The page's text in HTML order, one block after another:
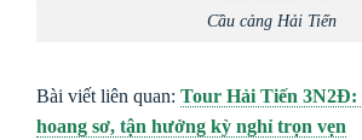
Cầu cảng Hải Tiến
Bài viết liên quan: Tour Hải Tiến 3N2Đ:
hoang sơ, tận hưởng kỳ nghỉ trọn vẹn